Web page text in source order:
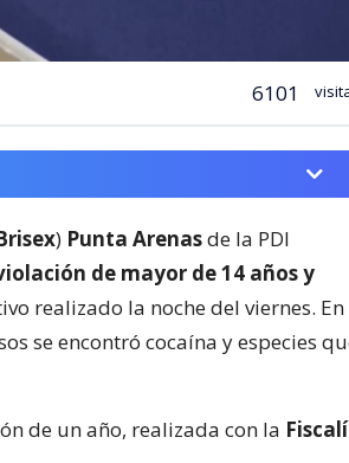
6101
) Punta Arenasde la PDI
de mayor de 14 años y
realizado la noche del viernes. En
se encontró cocaína y especies
de un año, realizada con la